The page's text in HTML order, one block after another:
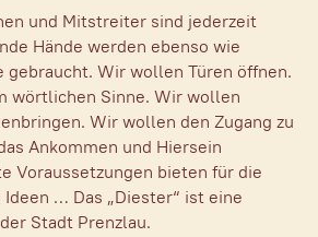
und Mitstreiter sind jederzeit
Hände werden ebenso wie
gebraucht. Wir wollen Türen öffnen.
wörtlichen Sinne. Wir wollen
Wir wollen den Zugang zu
Ankommen und Hiersein
Voraussetzungen bieten für die
… Das „Diester“ ist eine
Stadt Prenzlau.